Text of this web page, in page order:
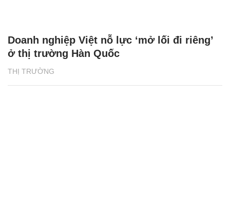
THỊ TRƯỜNG
Doanh nghiệp Việt nỗ lực ‘mở lối đi riêng’
ở thị trường Hàn Quốc